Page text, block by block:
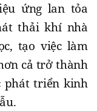
ứng lan tỏa
thải khí nhà
tạo việc làm
cả trở thành
phát triển kinh